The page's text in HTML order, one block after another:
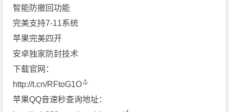
智能防撤回功能
完美支持7-11系统
苹果完美四开
安卓独家防封技术
下载官网：
http://t.cn/RFtoG1O
苹果QQ音速秒查询地址：